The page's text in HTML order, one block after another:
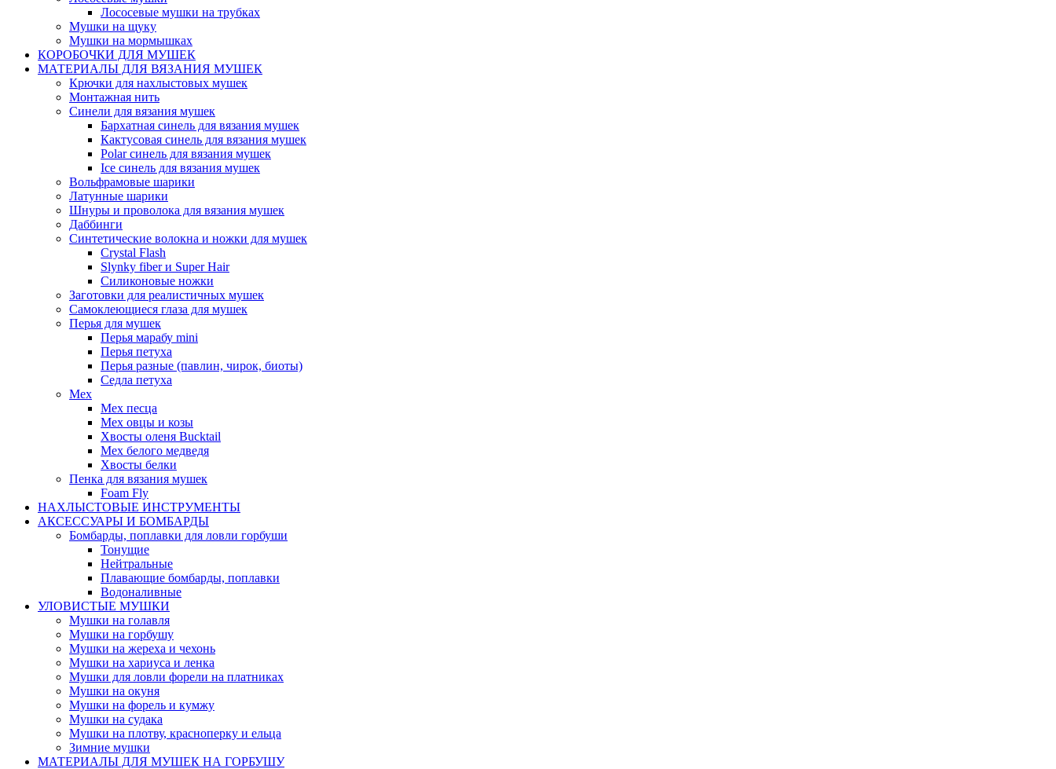
Лососевые мушки на трубках
Мушки на щуку
Мушки на мормышках
КОРОБОЧКИ ДЛЯ МУШЕК
МАТЕРИАЛЫ ДЛЯ ВЯЗАНИЯ МУШЕК
Крючки для нахлыстовых мушек
Монтажная нить
Синели для вязания мушек
Бархатная синель для вязания мушек
Кактусовая синель для вязания мушек
Polar синель для вязания мушек
Ice синель для вязания мушек
Вольфрамовые шарики
Латунные шарики
Шнуры и проволока для вязания мушек
Даббинги
Синтетические волокна и ножки для мушек
Crystal Flash
Slynky fiber и Super Hair
Силиконовые ножки
Заготовки для реалистичных мушек
Самоклеющиеся глаза для мушек
Перья для мушек
Перья марабу mini
Перья петуха
Перья разные (павлин, чирок, биоты)
Седла петуха
Мех
Мех песца
Мех овцы и козы
Хвосты оленя Bucktail
Мех белого медведя
Хвосты белки
Пенка для вязания мушек
Foam Fly
НАХЛЫСТОВЫЕ ИНСТРУМЕНТЫ
АКCЕССУАРЫ И БОМБАРДЫ
Бомбарды, поплавки для ловли горбуши
Тонущие
Нейтральные
Плавающие бомбарды, поплавки
Водоналивные
УЛОВИСТЫЕ МУШКИ
Мушки на голавля
Мушки на горбушу
Мушки на жереха и чехонь
Мушки на хариуса и ленка
Мушки для ловли форели на платниках
Мушки на окуня
Мушки на форель и кумжу
Мушки на судака
Мушки на плотву, красноперку и ельца
Зимние мушки
МАТЕРИАЛЫ ДЛЯ МУШЕК НА ГОРБУШУ